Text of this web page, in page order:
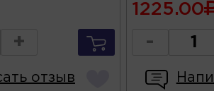
+
отзыв
1225.00
-